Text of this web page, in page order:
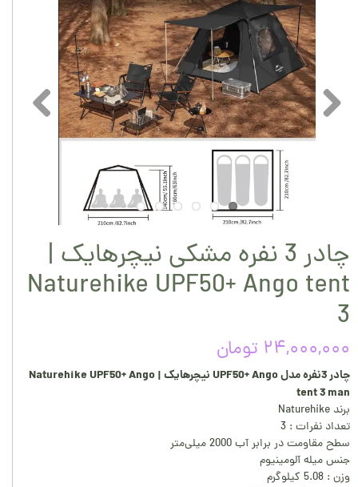
چادر 3 نفره مشکی نیچرهایک |
Naturehike UPF50+ Ango tent
3
۲۴,۰۰۰,۰۰۰ تومان
چادر 3نفره مدل UPF50+ Ango نیچرهایک | Naturehike UPF50+ Ango
tent 3 man
برند Naturehike
تعداد نفرات : 3
سطح مقاومت در برابر آب 2000 میلی‌متر
جنس میله آلومینیوم
وزن : 5.08 کیلوگرم